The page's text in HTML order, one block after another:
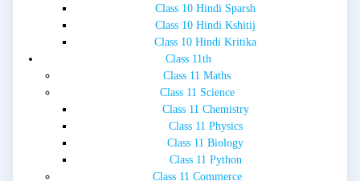
Class 10 Hindi Sparsh
Class 10 Hindi Kshitij
Class 10 Hindi Kritika
Class 11th
Class 11 Maths
Class 11 Science
Class 11 Chemistry
Class 11 Physics
Class 11 Biology
Class 11 Python
Class 11 Commerce